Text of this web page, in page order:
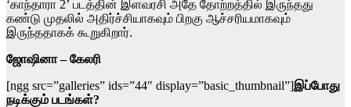
‘காந்தாரா 2’ படத்தின் இளவரசி அதே தோற்றத்தில் இருந்தது
கண்டு முதலில் அதிர்ச்சியாகவும் பிறகு ஆச்சரியமாகவும்
இருந்ததாகக் கூறுகிறார்.
ஜோஷினா – கேலரி
[ngg src=”galleries” ids=”44″ display=”basic_thumbnail”]இப்போது
நடிக்கும் படங்கள்?